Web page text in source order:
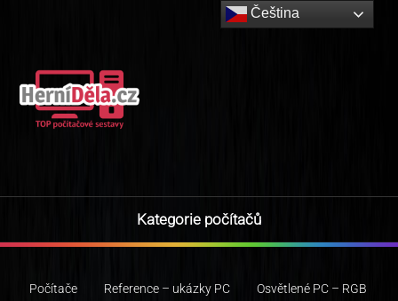
Kategorie počítačů
Počítače Reference – ukázky PC Osvětlené PC – RGB
Čeština‎